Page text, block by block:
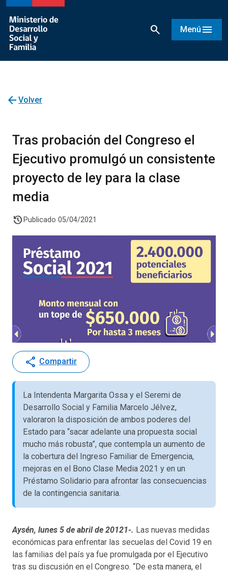
search Menú menu
arrow_back Volver
Tras probación del Congreso el
Ejecutivo promulgó un consistente
proyecto de ley para la clase
media
history Publicado 05/04/2021
share Compartir
La Intendenta Margarita Ossa y el Seremi de
Desarrollo Social y Familia Marcelo Jélvez,
valoraron la disposición de ambos poderes del
Estado para “sacar adelante una propuesta social
mucho más robusta”, que contempla un aumento de
la cobertura del Ingreso Familiar de Emergencia,
mejoras en el Bono Clase Media 2021 y en un
Préstamo Solidario para afrontar las consecuencias
de la contingencia sanitaria.
Aysén, lunes 5 de abril de 20121-. Las nuevas medidas
económicas para enfrentar las secuelas del Covid 19 en
las familias del país ya fue promulgada por el Ejecutivo
tras su discusión en el Congreso. “De esta manera, el